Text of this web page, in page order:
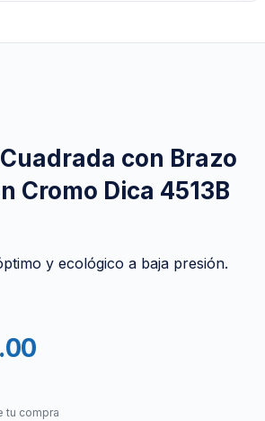
con Brazo
Cromo Dica 4513B
y ecológico a baja presión.
.00
tu compra